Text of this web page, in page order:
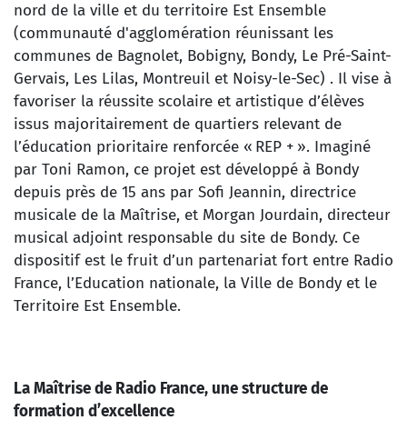
nord de la ville et du territoire Est Ensemble
(communauté d'agglomération réunissant les
communes de Bagnolet, Bobigny, Bondy, Le Pré-Saint-
Gervais, Les Lilas, Montreuil et Noisy-le-Sec) . Il vise à
favoriser la réussite scolaire et artistique d’élèves
issus majoritairement de quartiers relevant de
l’éducation prioritaire renforcée « REP + ». Imaginé
par Toni Ramon, ce projet est développé à Bondy
depuis près de 15 ans par Sofi Jeannin, directrice
musicale de la Maîtrise, et Morgan Jourdain, directeur
musical adjoint responsable du site de Bondy. Ce
dispositif est le fruit d’un partenariat fort entre Radio
France, l’Education nationale, la Ville de Bondy et le
Territoire Est Ensemble.
La Maîtrise de Radio France, une structure de
formation d’excellence